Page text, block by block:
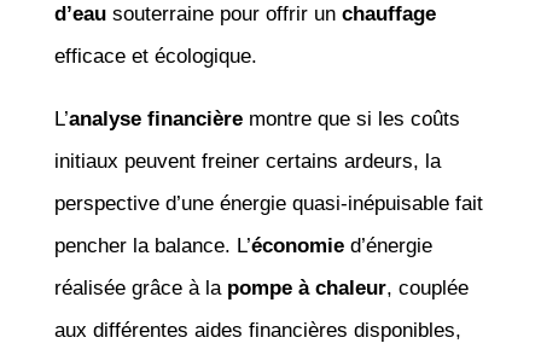
d’eausouterraine pour offrir un chauffage
efficace et écologique.
L’analyse financièremontre que si les coûts
initiaux peuvent freiner certains ardeurs, la
perspective d’une énergie quasi-inépuisable fait
pencher la balance. L’économied’énergie
réalisée grâce à la pompe à chaleur, couplée
aux différentes aides financières disponibles,